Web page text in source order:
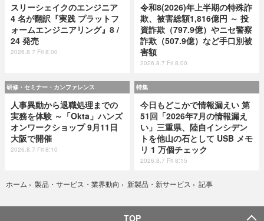
スリーシェイクのエンジニア
4 名が翻訳『実践 プラットフ
ォームエンジニアリング』8 /
24 発売
2026.8.7 Fri 8:00
令和8(2026)年上半期の特殊詐
欺、被害総額1,816億円 ～ 投
資詐欺（797.9億）やニセ警察
詐欺（507.9億）など手口別被
害額
2026.8.7 Fri 8:00
研修・セミナー・カンファレンス
人事異動から退職処理までの
実務を体験 ～「Okta」ハンズ
オンワークショップ 9月11日
大阪で開催
2026.8.7 Fri 8:10
特集
今日もどこかで情報漏えい 第
51回「2026年7月の情報漏え
い」三重県、陸自インシデン
トを他山の石として USB メモ
リ 1 万個チェック
2026.8.7 Fri 8:15
ホーム › 製品・サービス・業界動向 › 新製品・新サービス › 記事
TOP